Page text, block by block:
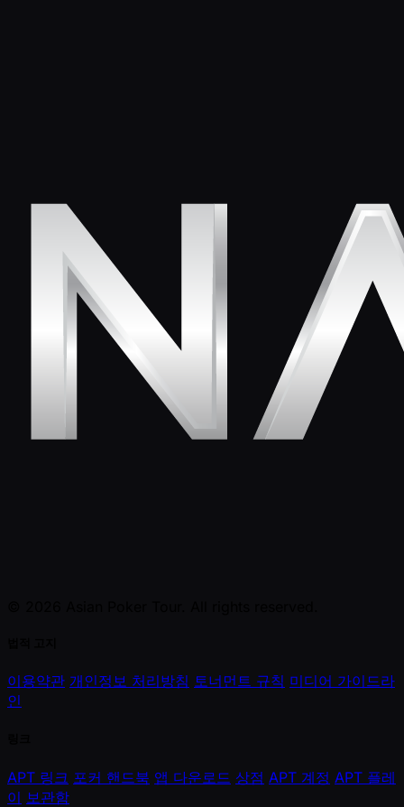
이용약관 개인정보 처리방침 토너먼트 규칙 미디어 가이드라
인
APT 링크 포커 핸드북 앱 다운로드 상점 APT 계정 APT 플레
이 보관함